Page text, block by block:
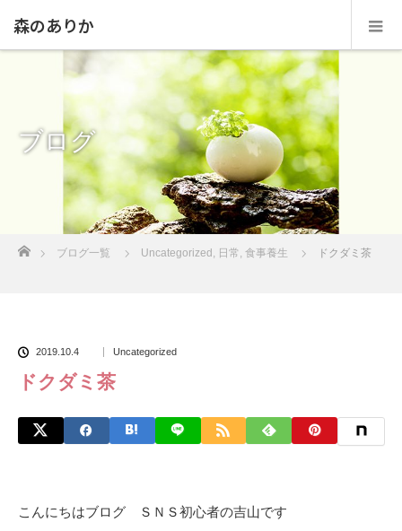
森のありか
ブログ
ブログ一覧 Uncategorized 日常 食事養生 ドクダミ茶
2019.10.4 Uncategorized
ドクダミ茶
こんにちはブログ ＳＮＳ初心者の吉山です